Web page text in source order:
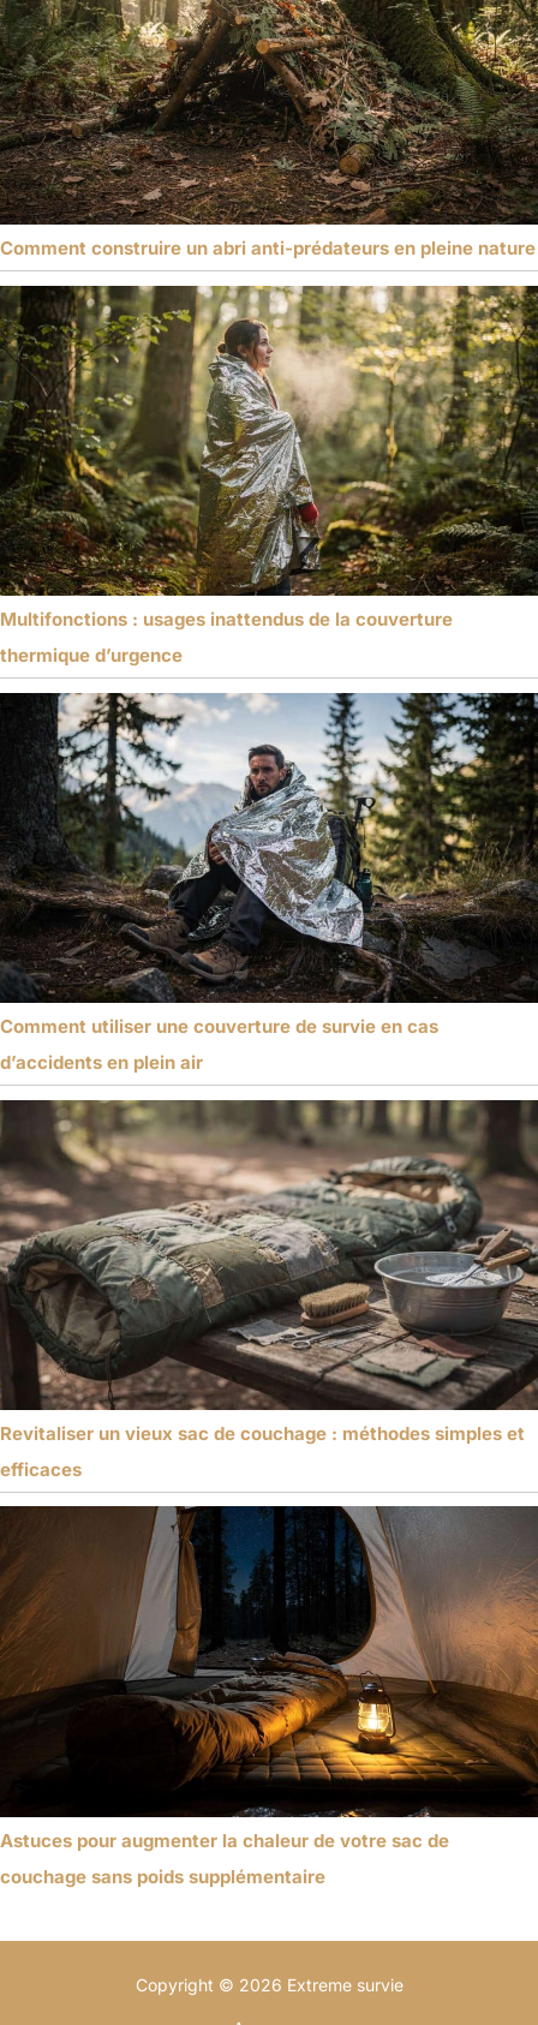
Comment construire un abri anti-prédateurs en pleine nature
Multifonctions : usages inattendus de la couverture
thermique d’urgence
Comment utiliser une couverture de survie en cas
d’accidents en plein air
Revitaliser un vieux sac de couchage : méthodes simples et
efficaces
Astuces pour augmenter la chaleur de votre sac de
couchage sans poids supplémentaire
Copyright © 2026 Extreme survie